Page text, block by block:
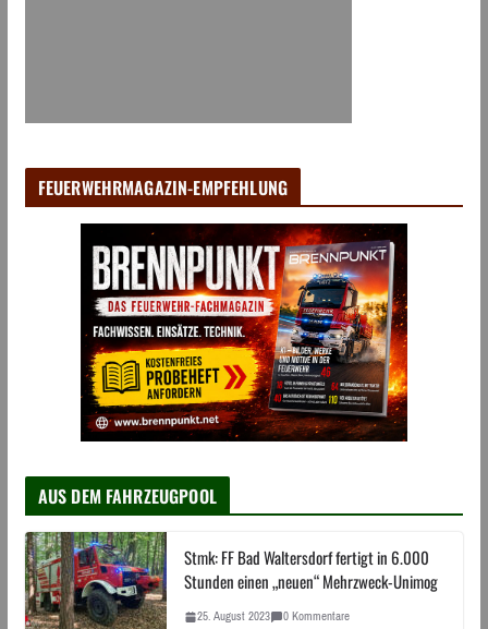
FEUERWEHRMAGAZIN-EMPFEHLUNG
AUS DEM FAHRZEUGPOOL
Stmk: FF Bad Waltersdorf fertigt in 6.000
Stunden einen „neuen“ Mehrzweck-Unimog
25. August 2023 0 Kommentare